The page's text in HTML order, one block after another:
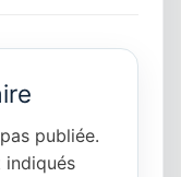
publiée.
indiqués